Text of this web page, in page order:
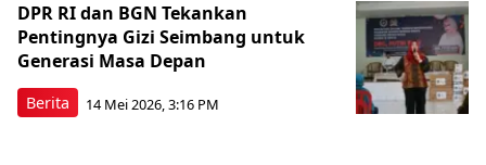
Berita
DPR RI dan BGN Tekankan
Pentingnya Gizi Seimbang untuk
Generasi Masa Depan
14 Mei 2026, 3:16 PM